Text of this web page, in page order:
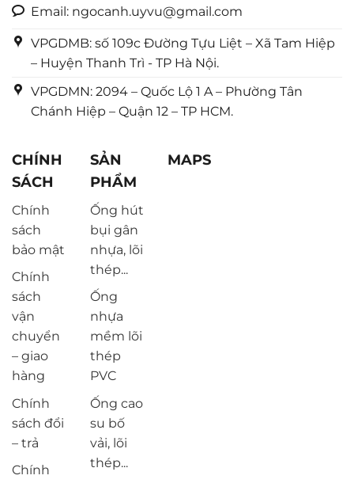
Email: ngocanh.uyvu@gmail.com
VPGDMB: số 109c Đường Tựu Liệt – Xã Tam Hiệp
– Huyện Thanh Trì - TP Hà Nội.
VPGDMN: 2094 – Quốc Lộ 1 A – Phường Tân
Chánh Hiệp – Quận 12 – TP HCM.
CHÍNH
SÁCH
Chính
sách
bảo mật
Chính
sách
vận
chuyển
– giao
hàng
Chính
sách đổi
– trả
Chính
SẢN
PHẨM
Ống hút
bụi gân
nhựa, lõi
thép...
Ống
nhựa
mềm lõi
thép
PVC
Ống cao
su bố
vải, lõi
thép...
MAPS